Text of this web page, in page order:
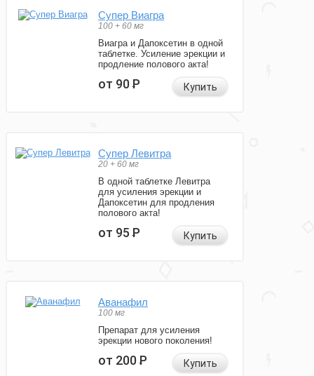
Супер Виагра
100 + 60 мг
Виагра и Дапоксетин в одной
таблетке. Усиление эрекции и
продление полового акта!
от 90Р Купить
Супер Левитра
20 + 60 мг
В одной таблетке Левитра
для усиления эрекции и
Дапоксетин для продления
полового акта!
от 95Р Купить
Аванафил
100 мг
Препарат для усиления
эрекции нового поколения!
от 200Р Купить